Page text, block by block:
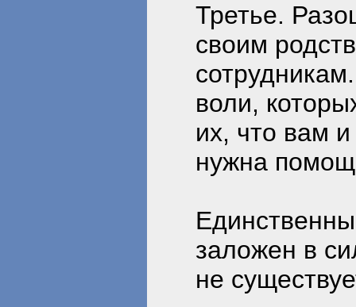
Третье.
своим
воли,
их, что вам
нужна
заложен в
не